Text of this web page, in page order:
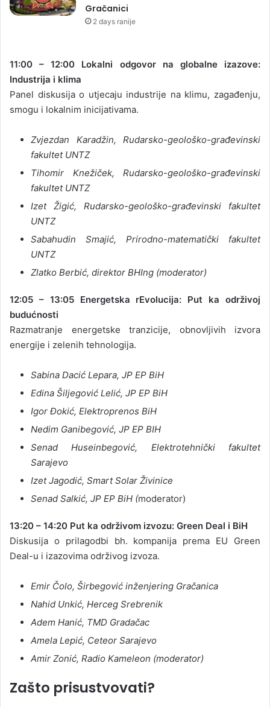
Gračanici
2 days ranije
11:00 – 12:00
Lokalni odgovor na globalne izazove:
Industrija i klima
Panel diskusija o utjecaju industrije na klimu, zagađenju,
smogu i lokalnim inicijativama.
Zvjezdan Karadžin, Rudarsko-geološko-građevinski
fakultet UNTZ
Tihomir Knežiček, Rudarsko-geološko-građevinski
fakultet UNTZ
Izet Žigić, Rudarsko-geološko-građevinski fakultet
UNTZ
Sabahudin Smajić, Prirodno-matematički fakultet
UNTZ
Zlatko Berbić, direktor BHIng (moderator)
12:05 – 13:05 Energetska rEvolucija: Put ka održivoj
budućnosti
Razmatranje energetske tranzicije, obnovljivih izvora
energije i zelenih tehnologija.
Sabina Dacić Lepara, JP EP BiH
Edina Šiljegović Lelić, JP EP BiH
Igor Đokić, Elektroprenos BiH
Nedim Ganibegović, JP EP BIH
Senad Huseinbegović, Elektrotehnički fakultet
Sarajevo
Izet Jagodić, Smart Solar Živinice
Senad Salkić, JP EP BiH (moderator)
13:20 – 14:20 Put ka održivom izvozu: Green Deal i BiH
Diskusija o prilagodbi bh. kompanija prema EU Green
Deal-u i izazovima održivog izvoza.
Emir Čolo, Širbegović inženjering Gračanica
Nahid Unkić, Herceg Srebrenik
Adem Hanić, TMD Gradačac
Amela Lepić, Ceteor Sarajevo
Amir Zonić, Radio Kameleon (moderator)
Zašto prisustvovati?